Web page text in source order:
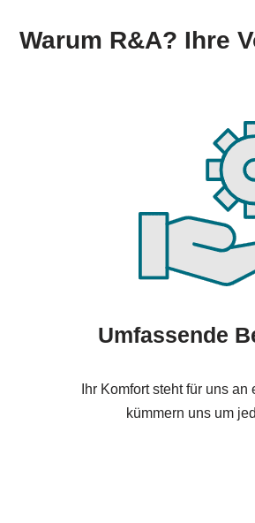
Warum R&A? Ihre
Umfassende
Ihr Komfort steht für uns
kümmern uns um